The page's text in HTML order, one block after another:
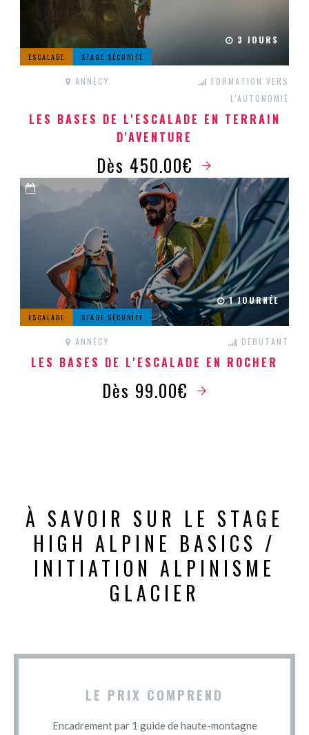
3 JOURS
ESCALADE STAGE SÉCURITÉ
ANNECY
FORMATION VERS
L'AUTONOMIE
LES BASES DE L'ESCALADE EN TERRAIN
D'AVENTURE
Dès 450.00€
1 JOURNÉE
ESCALADE STAGE SÉCURITÉ
ANNECY DÉBUTANT
LES BASES DE L'ESCALADE EN ROCHER
Dès 99.00€
À SAVOIR SUR LE STAGE
HIGH ALPINE BASICS /
INITIATION ALPINISME
GLACIER
LE PRIX COMPREND
Encadrement par 1 guide de haute-montagne